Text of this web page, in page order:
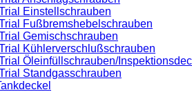
Einstellschrauben
Fußbremshebelschrauben
Gemischschrauben
Kühlerverschlußschrauben
Öleinfüllschrauben/
Standgasschrauben